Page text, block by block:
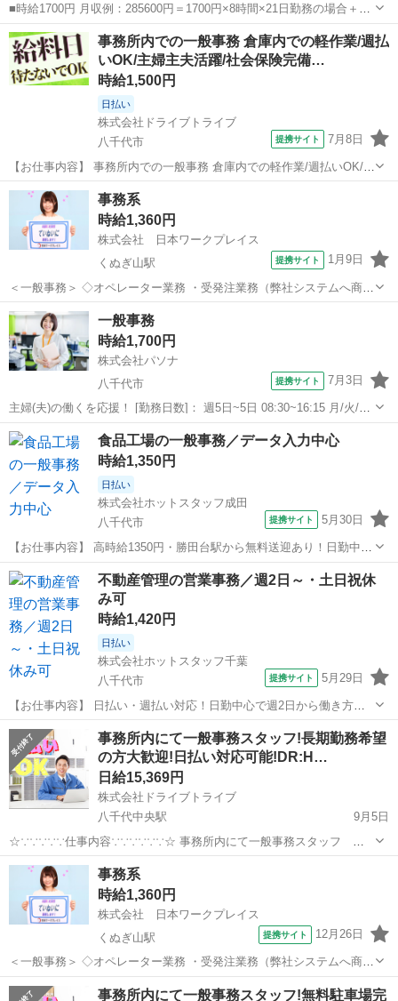
■時給1700円 月収例：285600円＝1700円×8時間×21日勤務の場合＋残
業代、交通費別途支給 ※交通費実費支給／当社規定あり。 ■千葉県八
千代市吉橋 八千代緑が丘から10分 ※自転車、バイク通勤もOK！ ■
派遣社員...
千葉 八千代市 一般事務
事務所内での一般事務 倉庫内での軽作業/週払
いOK/主婦主夫活躍/社会保険完備…
時給1,500円
日払い
株式会社ドライブトライブ
八千代市
提携サイト 7月8日
【お仕事内容】 事務所内での一般事務 倉庫内での軽作業/週払いOK/主
婦主夫活躍/社会保険完備/八千代市 週休2日あり！人気の日勤帯！日払
い出来る！ 勤務地： 千葉県八千代市 事務所内での一般事務/倉庫内で
の軽作業 作業割...
千葉 八千代市 一般事務
事務系
時給1,360円
株式会社 日本ワークプレイス
くぬぎ山駅
提携サイト 1月9日
＜一般事務＞ ◇オペレーター業務 ・受発注業務（弊社システムへ商品
品番入力等）※詳細は職場見学時にご確認ください。 ・電話応対 ・
伝票処理・仕分け ・セキュリティ品（鍵など）発注、キーカット等そ
の他 付随業務 このお仕事...
千葉 八千代市 くぬぎ山駅
一般事務
時給1,700円
株式会社パソナ
八千代市
提携サイト 7月3日
主婦(夫)の働くを応援！ [勤務日数]： 週5日~5日 08:30~16:15 月/火/水/
木/金 [勤務地・最寄駅]： 千葉県八千代市 【派遣元】株式会社パソ
ナ パソナ・幕張 八千代緑が丘駅徒歩13分 [職種名]：一...
千葉 八千代市 一般事務
食品工場の一般事務／データ入力中心
時給1,350円
日払い
株式会社ホットスタッフ成田
八千代市
提携サイト 5月30日
【お仕事内容】 高時給1350円・勝田台駅から無料送迎あり！日勤中心
で安定勤務可能 【登録・応募はカンタン！】 最短翌日就業可能！すぐ
に働きたい方におすすめです！ ▼お仕事開始までの流れ 【STEP1】
WEBまたは電話で...
千葉 八千代市 一般事務
不動産管理の営業事務／週2日～・土日祝休
み可
時給1,420円
日払い
株式会社ホットスタッフ千葉
八千代市
提携サイト 5月29日
【お仕事内容】 日払い・週払い対応！日勤中心で週2日から働き方を
選べる勤務形態です ***************************** ★ホットスタッフ千
葉のご紹介★ **********************...
千葉 八千代市 一般事務
事務所内にて一般事務スタッフ!長期勤務希望
の方大歓迎!日払い対応可能!DR:H…
日給15,369円
株式会社ドライブトライブ
八千代中央駅
9月5日
☆∵∵∵∵∵仕事内容∵∵∵∵∵∵☆ 事務所内にて一般事務スタッフ ※
付随して倉庫内にてピッキング作業あります 仕事内容：事務(電話対
応・入力・書類作成) 軽作業(冷蔵＆冷凍倉庫内での簡単な
ピッキング作業)...
千葉 八千代市 八千代中央駅
事務系
時給1,360円
株式会社 日本ワークプレイス
くぬぎ山駅
提携サイト 12月26日
＜一般事務＞ ◇オペレーター業務 ・受発注業務（弊社システムへ商品
品番入力等）※詳細は職場見学時にご確認ください。 ・電話応対 ・
伝票処理・仕分け ・セキュリティ品（鍵など）発注、キーカット等そ
千葉 八千代市 くぬぎ山駅 一般事務
事務所内にて一般事務スタッフ!無料駐車場完